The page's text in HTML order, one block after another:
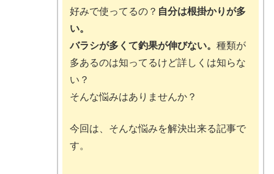
好みで使ってるの？ 自分は根掛かりが多
い。
バラシが多くて釣果が伸びない。 種類が
多あるのは知ってるけど詳しくは知らな
い？
そんな悩みはありませんか？
今回は、そんな悩みを解決出来る記事で
す。